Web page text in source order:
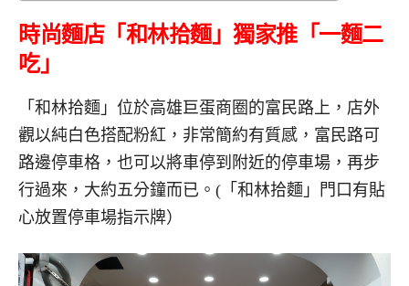
時尚麵店「和林拾麵」獨家推「一麵二
吃」
「和林拾麵」位於高雄巨蛋商圈的富民路上，店外
觀以純白色搭配粉紅，非常簡約有質感，富民路可
路邊停車格，也可以將車停到附近的停車場，再步
行過來，大約五分鐘而已。(「和林拾麵」門口有貼
心放置停車場指示牌）